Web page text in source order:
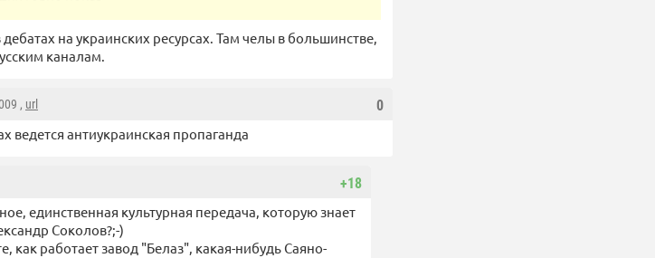
на украинских ресурсах. Там челы в большинстве,
каналам.
0
, url
ведется антиукраинская пропаганда
+18
единственная культурная передача, которую знает
Соколов?;-)
как работает завод "Белаз", какая-нибудь Саяно-